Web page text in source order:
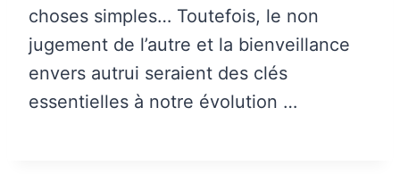
choses simples… Toutefois, le non
jugement de l’autre et la bienveillance
envers autrui seraient des clés
essentielles à notre évolution …